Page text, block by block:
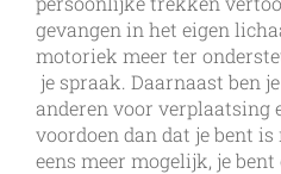
gevangen in het eigen
motoriek meer ter
je spraak. Daarnaast ben
anderen voor verplaatsing
voordoen dan dat je bent
eens meer mogelijk, je bent